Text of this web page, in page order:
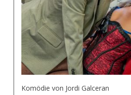
Komödie von Jordi Galceran